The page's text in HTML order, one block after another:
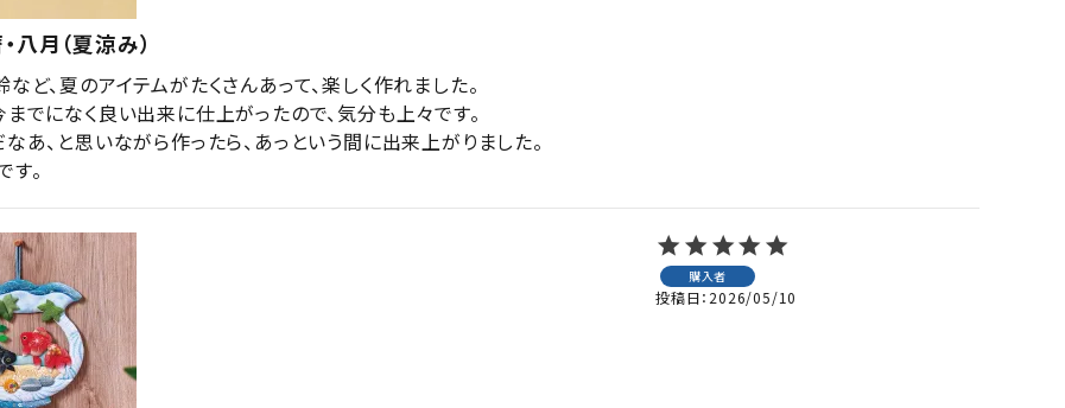
八月（夏涼み）
ど、夏のアイテムがたくさんあって、楽しく作れました。
までになく良い出来に仕上がったので、気分も上々です。
あ、と思いながら作ったら、あっという間に出来上がりました。
。
購入者
投稿日 2026/05/10